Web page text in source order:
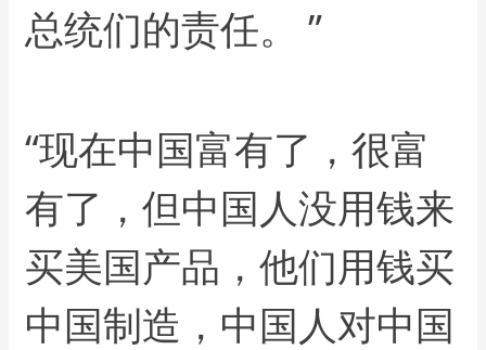
总统们的责任。 ”
“现在中国富有了，很富
有了，但中国人没用钱来
买美国产品，他们用钱买
中国制造，中国人对中国